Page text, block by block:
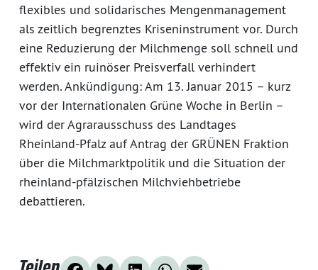
flexibles und solidarisches Mengenmanagement
als zeitlich begrenztes Kriseninstrument vor. Durch
eine Reduzierung der Milchmenge soll schnell und
effektiv ein ruinöser Preisverfall verhindert
werden. Ankündigung: Am 13. Januar 2015 – kurz
vor der Internationalen Grüne Woche in Berlin –
wird der Agrarausschuss des Landtages
Rheinland-Pfalz auf Antrag der GRÜNEN Fraktion
über die Milchmarktpolitik und die Situation der
rheinland-pfälzischen Milchviehbetriebe
debattieren.